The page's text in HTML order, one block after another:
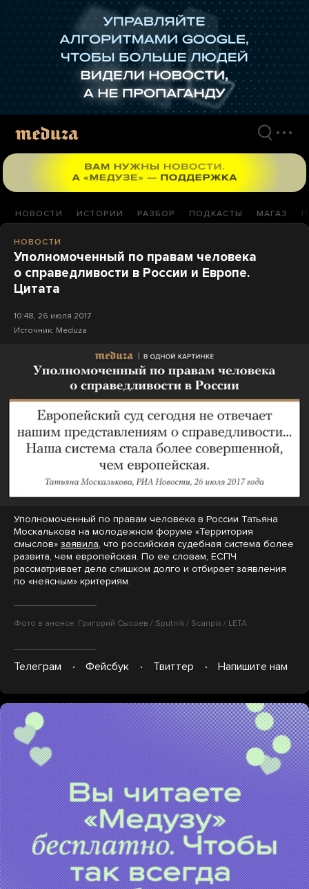
НОВОСТИ ИСТОРИИ РАЗБОР ПОДКАСТЫ МАГАЗ
НОВОСТИ
Уполномоченный по правам человека
о справедливости в России и Европе.
Цитата
10:48, 26 июля 2017
Источник: Meduza
Уполномоченный по правам человека в России Татьяна
Москалькова на молодежном форуме «Территория
смыслов» заявила, что российская судебная система более
развита, чем европейская. По ее словам, ЕСПЧ
рассматривает дела слишком долго и отбирает заявления
по «неясным» критериям.
Фото в анонсе: Григорий Сысоев / Sputnik / Scanpix / LETA
Телеграм Фейсбук Твиттер Напишите нам